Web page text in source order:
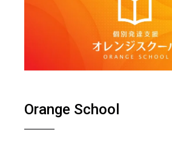
Orange School